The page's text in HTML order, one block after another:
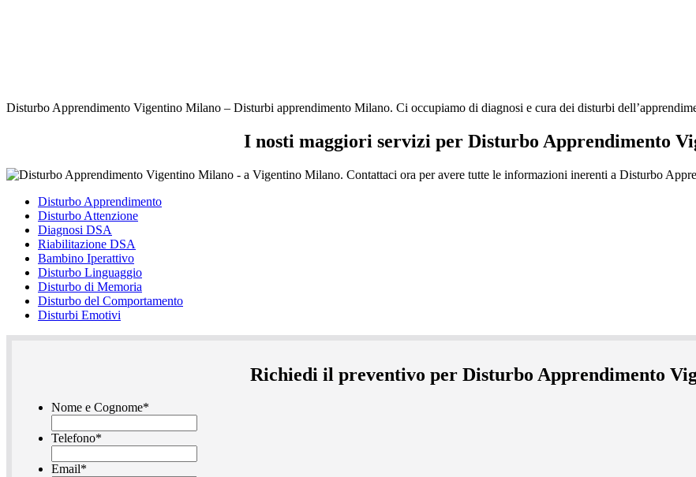
Disturbo Apprendimento Vigentino Milano – Disturbi apprendimento Milano. Ci occupiamo di diagnosi e cura dei disturbi
I nosti maggiori servizi per Disturbo Apprendimento
Disturbo Apprendimento
Disturbo Attenzione
Diagnosi DSA
Riabilitazione DSA
Bambino Iperattivo
Disturbo Linguaggio
Disturbo di Memoria
Disturbo del Comportamento
Disturbi Emotivi
Richiedi il preventivo per Disturbo Apprendimento
Nome e Cognome*
Telefono*
Email*